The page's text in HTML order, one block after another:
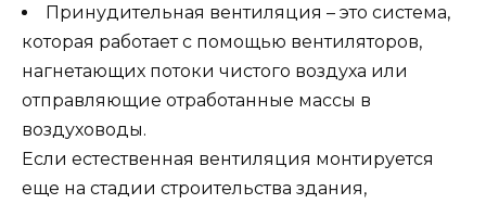
Принудительная вентиляция – это система,
которая работает с помощью вентиляторов,
нагнетающих потоки чистого воздуха или
отправляющие отработанные массы в
воздуховоды.
Если естественная вентиляция монтируется
еще на стадии строительства здания,